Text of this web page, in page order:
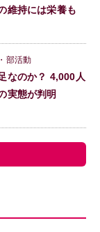
維持には栄養も
部活動
なのか？ 4,000人
実態が判明